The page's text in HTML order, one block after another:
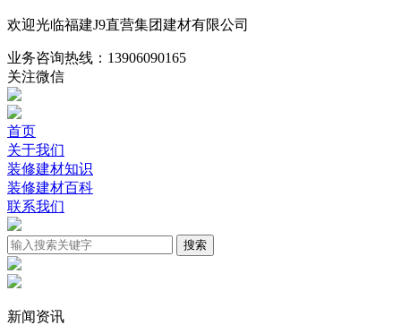
欢迎光临福建J9直营集团建材有限公司
业务咨询热线： 13906090165
关注微信
首页
关于我们
装修建材知识
装修建材百科
联系我们
新闻资讯